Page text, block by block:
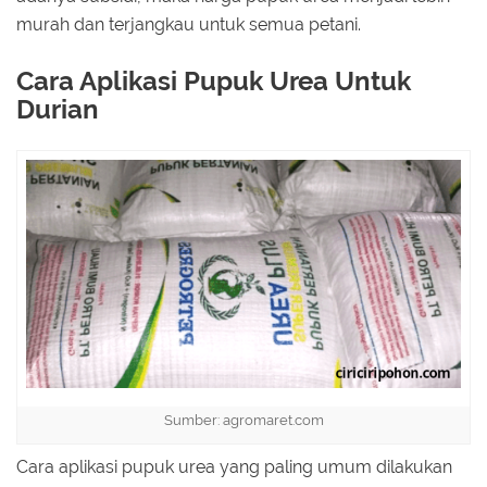
murah dan terjangkau untuk semua petani.
Cara Aplikasi Pupuk Urea Untuk
Durian
Sumber: agromaret.com
Cara aplikasi pupuk urea yang paling umum dilakukan